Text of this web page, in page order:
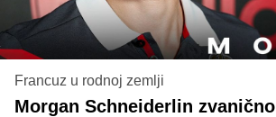
Francuz u rodnoj zemlji
Morgan Schneiderlin